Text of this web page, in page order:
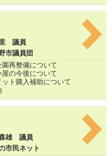
議員
市議員団
園再整備について
屋の今後について
ット購入補助について
雄 議員
市民ネット